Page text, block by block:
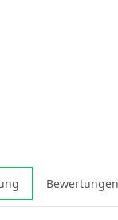
Bewertungen